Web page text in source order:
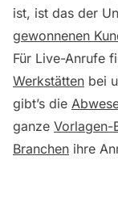
ist, ist das der
gewonnenen
Für Live-Anrufe
Werkstätten bei
gibt’s die
ganze Vorlagen-
Branchen ihre